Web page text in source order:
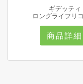
ギデッティ
ロングライフリ
商品詳細